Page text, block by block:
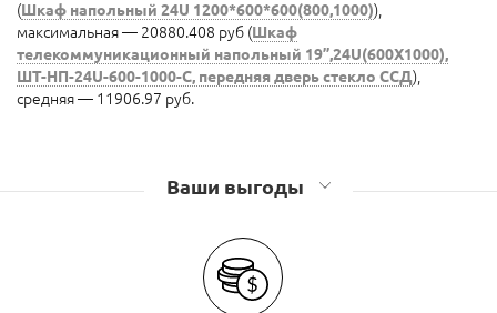
(Шкаф напольный 24U 1200*600*600(800,1000)),
максимальная — 20880.408 руб (Шкаф
телекоммуникационный напольный 19”,24U(600X1000),
ШТ-НП-24U-600-1000-С, передняя дверь стекло ССД),
средняя — 11906.97 руб.
Ваши выгоды